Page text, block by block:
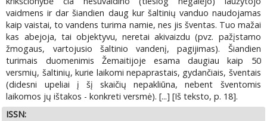
vaidmens ir dar šiandien daug kur šaltinių vanduo naudojamas
kaip vaistai, to vandens turima namie, nes jis šventas. Tuo mažai
kas abejoja, tai objektyvu, neretai akivaizdu (pvz. pažįstamo
žmogaus, vartojusio šaltinio vandenį, pagijimas). Šiandien
turimais duomenimis Žemaitijoje esama daugiau kaip 50
versmių, šaltinių, kurie laikomi nepaprastais, gydančiais, šventais
(didesni upeliai į šį skaičių nepakliūna, nebent šventomis
laikomos jų ištakos - konkreti versmė). [...] [Iš teksto, p. 18].
ISSN: